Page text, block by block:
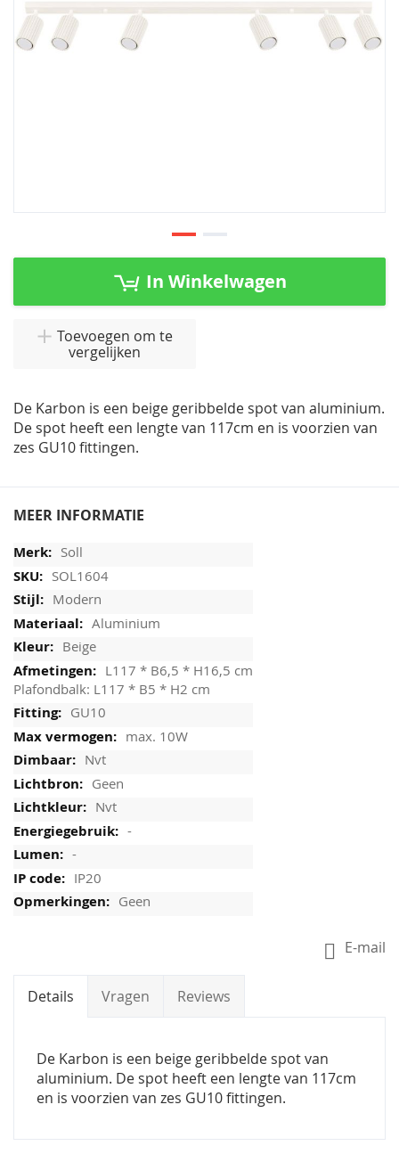
Ga
In Winkelwagen
Toevoegen om te
vergelijken
De Karbon is een beige geribbelde spot van aluminium.
De spot heeft een lengte van 117cm en is voorzien van
zes GU10 fittingen.
MEER INFORMATIE
Soll
SOL1604
Modern
Aluminium
Beige
L117 * B6,5 * H16,5 cm
Plafondbalk: L117 * B5 * H2 cm
GU10
max. 10W
Nvt
Geen
Nvt
-
-
IP20
Geen
E-mail
Details Vragen Reviews
De Karbon is een beige geribbelde spot van
aluminium. De spot heeft een lengte van 117cm
en is voorzien van zes GU10 fittingen.